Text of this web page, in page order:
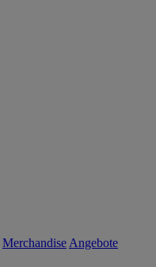
Merchandise Angebote